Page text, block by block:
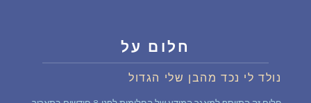
על מה חולמים
חלום על
נולד לי נכד מהבן שלי הגדול